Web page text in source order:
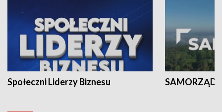
Społeczni Liderzy Biznesu SAMORZĄD